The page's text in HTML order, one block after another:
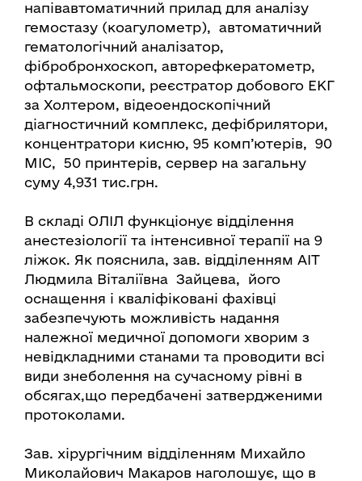
напівавтоматичний прилад для аналізу
гемостазу (коагулометр), автоматичний
гематологічний аналізатор,
фібробронхоскоп, авторефкератометр,
офтальмоскопи, реєстратор добового ЕКГ
за Холтером, відеоендоскопічний
діагностичний комплекс, дефібрилятори,
концентратори кисню, 95 комп’ютерів, 90
МІС, 50 принтерів, сервер на загальну
суму 4,931 тис.грн.
В складі ОЛІЛ функціонує відділення
анестезіології та інтенсивної терапії на 9
ліжок. Як пояснила, зав. відділенням АІТ
Людмила Віталіївна Зайцева, його
оснащення і кваліфіковані фахівці
забезпечують можливість надання
належної медичної допомоги хворим з
невідкладними станами та проводити всі
види знеболення на сучасному рівні в
обсягах,що передбачені затвердженими
протоколами.
Зав. хірургічним відділенням Михайло
Миколайович Макаров наголошує, що в